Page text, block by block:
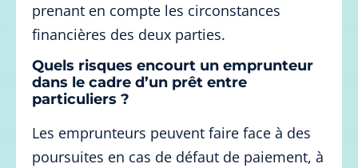
prenant en compte les circonstances
financières des deux parties.
Quels risques encourt un emprunteur
dans le cadre d’un prêt entre
particuliers ?
Les emprunteurs peuvent faire face à des
poursuites en cas de défaut de paiement, à